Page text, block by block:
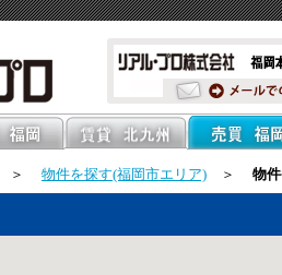
＞ 物件を探す(福岡市エリア) ＞ 物